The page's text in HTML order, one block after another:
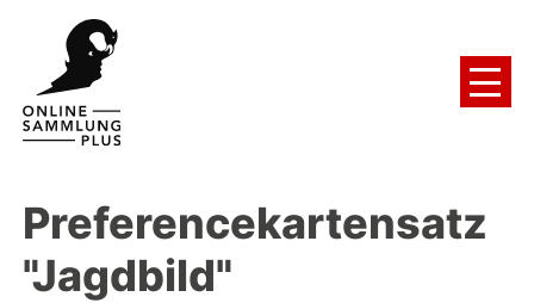
Preferencekartensatz
"Jagdbild"